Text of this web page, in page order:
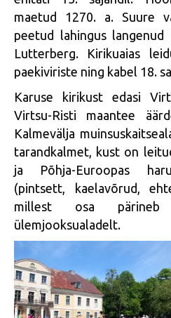
maetud 1270. a. Suure
peetud lahingus
Lutterberg. Kirikuaias
paekiviriste ning kabel 18.
Karuse kirikust edasi
Virtsu-Risti maantee
Kalmevälja
tarandkalmet, kust on
ja Põhja-Euroopas
(pintsett, kaelavõrud,
millest osa
ülemjooksualadelt.